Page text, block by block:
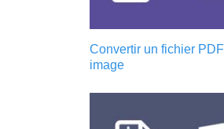
Convertir un fichier
image